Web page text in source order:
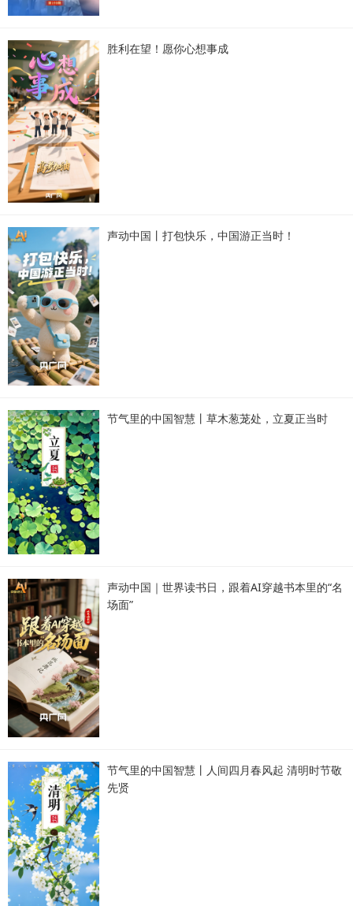
胜利在望！愿你心想事成
声动中国丨打包快乐，中国游正当时！
节气里的中国智慧丨草木葱茏处，立夏正当时
声动中国｜世界读书日，跟着AI穿越书本里的“名
场面”
节气里的中国智慧丨人间四月春风起 清明时节敬
先贤